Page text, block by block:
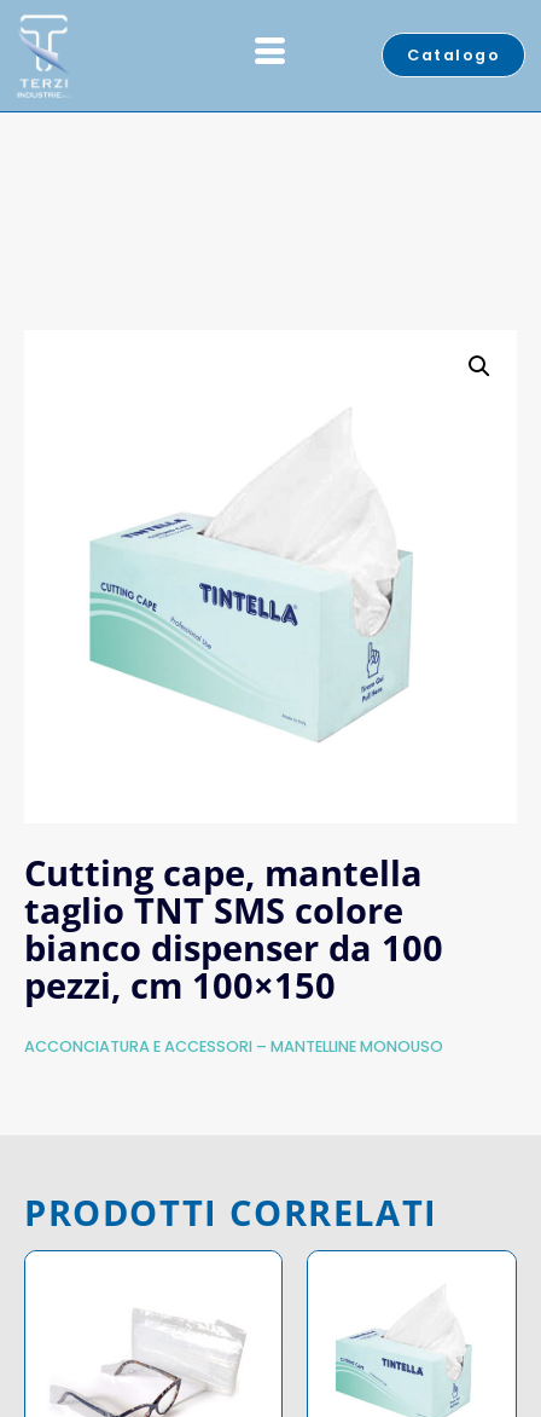
Catalogo
Cutting cape, mantella
taglio TNT SMS colore
bianco dispenser da 100
pezzi, cm 100×150
ACCONCIATURA E ACCESSORI – MANTELLINE MONOUSO
PRODOTTI CORRELATI